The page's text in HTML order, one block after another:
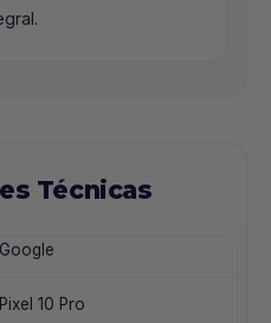
Técnicas
Google
Pixel 10 Pro